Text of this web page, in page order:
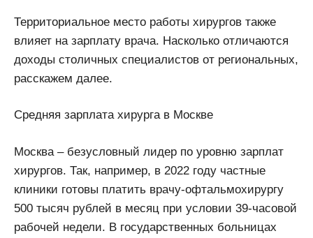
Территориальное место работы хирургов также
влияет на зарплату врача. Насколько отличаются
доходы столичных специалистов от региональных,
расскажем далее.
Средняя зарплата хирурга в Москве
Москва – безусловный лидер по уровню зарплат
хирургов. Так, например, в 2022 году частные
клиники готовы платить врачу-офтальмохирургу
500 тысяч рублей в месяц при условии 39-часовой
рабочей недели. В государственных больницах